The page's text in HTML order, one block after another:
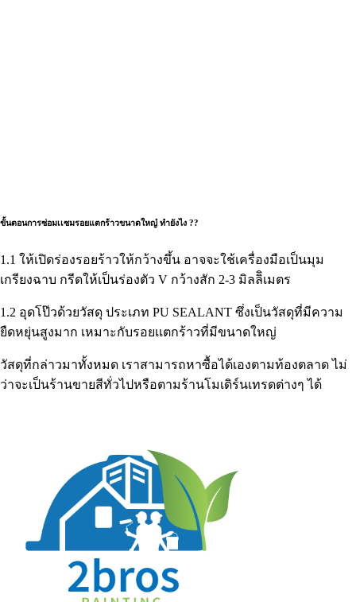
ขั้นตอนการซ่อมเเซมรอยแตกร้าวขนาดใหญ๋ ทำยังไง ??
1.1 ให้เปิดร่องรอยร้าวให้กว้างขึ้น อาจจะใช้เครื่องมือเป็นมุม
เกรียงฉาบ กรีดให้เป็นร่องตัว V กว้างสัก 2-3 มิลลิิเมตร
1.2 อุดโป๊วด้วยวัสดุ ประเภท PU SEALANT ซึ่งเป็นวัสดุที่มีความ
ยืดหยุ่นสูงมาก เหมาะกับรอยเเตกร้าวที่มีขนาดใหญ่
วัสดุที่กล่าวมาทั้งหมด เราสามารถหาซื้อได้เองตามท้องตลาด ไม่
ว่าจะเป็นร้านขายสีทั่วไปหรือตามร้านโมเดิร์นเทรดต่างๆ ได้